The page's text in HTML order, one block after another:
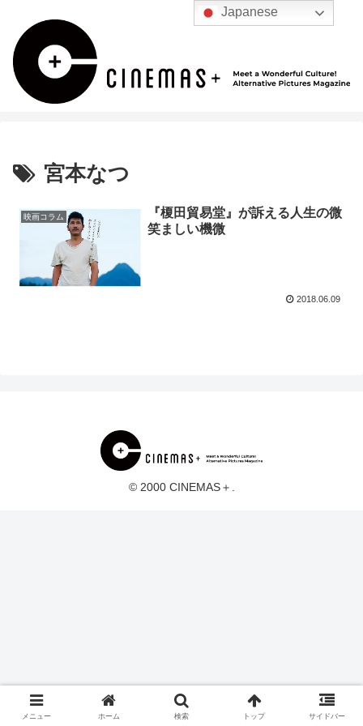
宮本なつ
映画コラム
『榎田貿易堂』が訴える人生の微
笑ましい機微
2018.06.09
© 2000 CINEMAS＋.
メニュー ホーム 検索 トップ サイドバー
Japanese